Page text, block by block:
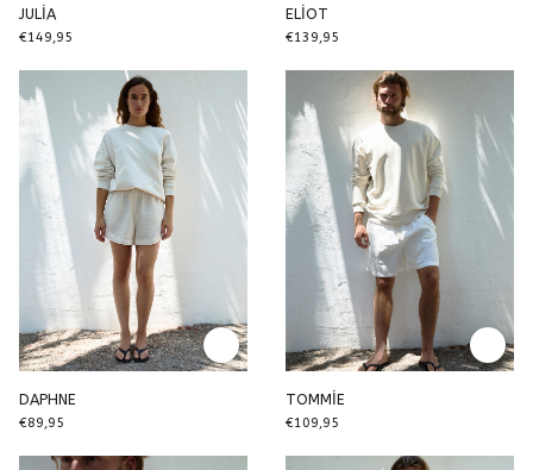
JULİA
€149,95
ELİOT
€139,95
DAPHNE
€89,95
TOMMİE
€109,95